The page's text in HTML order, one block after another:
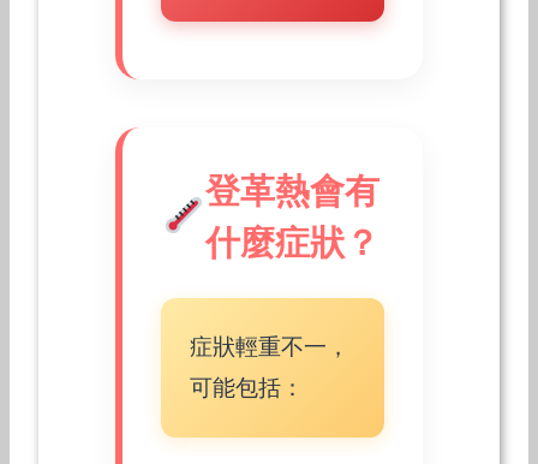
登革熱會有
什麼症狀？
症狀輕重不一，
可能包括：